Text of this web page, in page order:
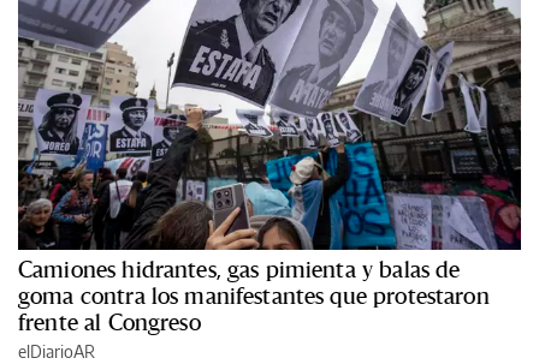
Camiones hidrantes, gas pimienta y balas de
goma contra los manifestantes que protestaron
frente al Congreso
elDiarioAR